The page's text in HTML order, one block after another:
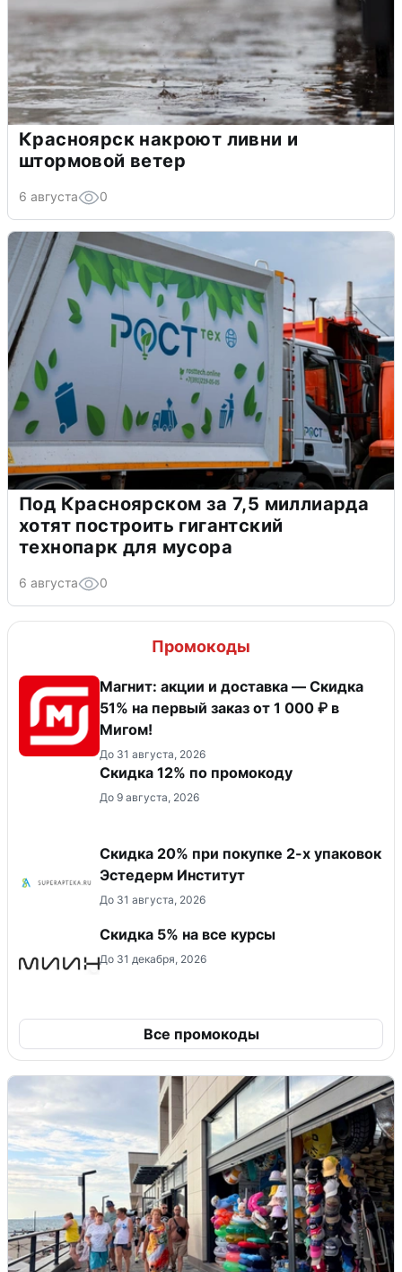
Красноярск накроют ливни и
штормовой ветер
6 августа 0
Под Красноярском за 7,5 миллиарда
хотят построить гигантский
технопарк для мусора
6 августа 0
Промокоды
Магнит: акции и доставка — Скидка
51% на первый заказ от 1 000 ₽ в
Мигом!
До 31 августа, 2026
Скидка 12% по промокоду
До 9 августа, 2026
Скидка 20% при покупке 2-х упаковок
Эстедерм Институт
До 31 августа, 2026
Скидка 5% на все курсы
До 31 декабря, 2026
Все промокоды